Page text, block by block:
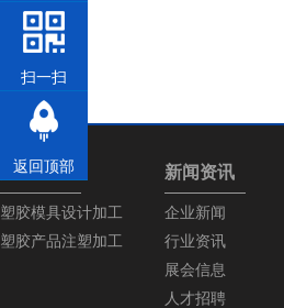
产品中心
塑胶模具设计加工
塑胶产品注塑加工
新闻资讯
企业新闻
行业资讯
展会信息
人才招聘
扫一扫
返回顶部